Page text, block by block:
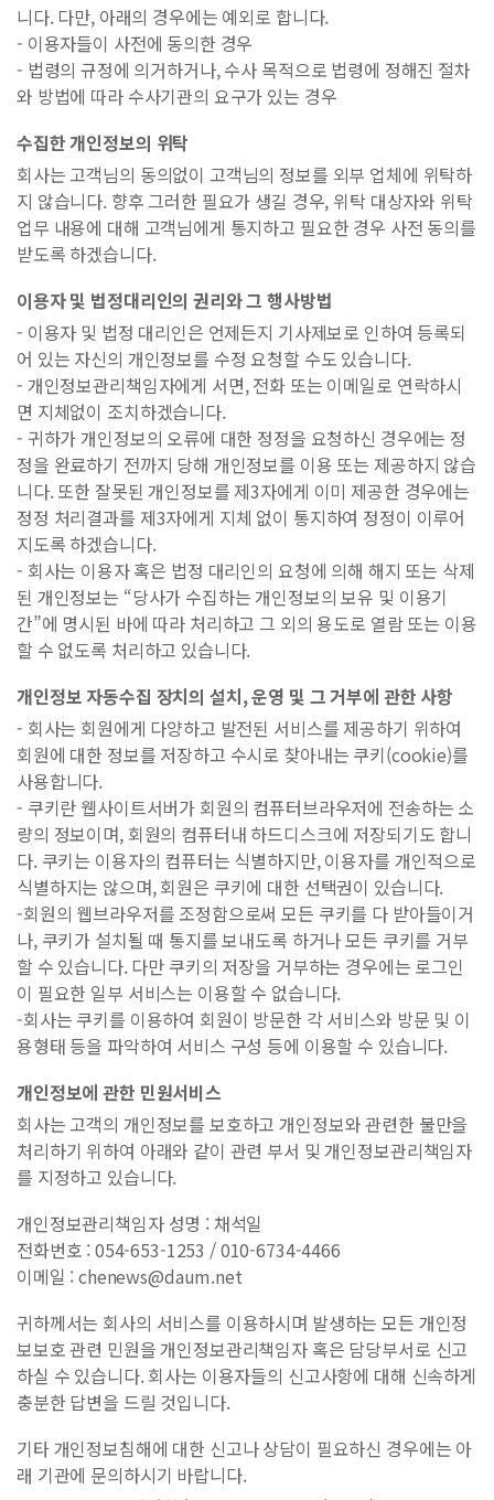
니다. 다만, 아래의 경우에는 예외로 합니다.
- 이용자들이 사전에 동의한 경우
- 법령의 규정에 의거하거나, 수사 목적으로 법령에 정해진 절차
와 방법에 따라 수사기관의 요구가 있는 경우
수집한 개인정보의 위탁
회사는 고객님의 동의없이 고객님의 정보를 외부 업체에 위탁하
지 않습니다. 향후 그러한 필요가 생길 경우, 위탁 대상자와 위탁
업무 내용에 대해 고객님에게 통지하고 필요한 경우 사전 동의를
받도록 하겠습니다.
이용자 및 법정대리인의 권리와 그 행사방법
- 이용자 및 법정 대리인은 언제든지 기사제보로 인하여 등록되
어 있는 자신의 개인정보를 수정 요청할 수도 있습니다.
- 개인정보관리책임자에게 서면, 전화 또는 이메일로 연락하시
면 지체없이 조치하겠습니다.
- 귀하가 개인정보의 오류에 대한 정정을 요청하신 경우에는 정
정을 완료하기 전까지 당해 개인정보를 이용 또는 제공하지 않습
니다. 또한 잘못된 개인정보를 제3자에게 이미 제공한 경우에는
정정 처리결과를 제3자에게 지체 없이 통지하여 정정이 이루어
지도록 하겠습니다.
- 회사는 이용자 혹은 법정 대리인의 요청에 의해 해지 또는 삭제
된 개인정보는 “당사가 수집하는 개인정보의 보유 및 이용기
간”에 명시된 바에 따라 처리하고 그 외의 용도로 열람 또는 이용
할 수 없도록 처리하고 있습니다.
개인정보 자동수집 장치의 설치, 운영 및 그 거부에 관한 사항
- 회사는 회원에게 다양하고 발전된 서비스를 제공하기 위하여
회원에 대한 정보를 저장하고 수시로 찾아내는 쿠키(cookie)를
사용합니다.
- 쿠키란 웹사이트서버가 회원의 컴퓨터브라우저에 전송하는 소
량의 정보이며, 회원의 컴퓨터내 하드디스크에 저장되기도 합니
다. 쿠키는 이용자의 컴퓨터는 식별하지만, 이용자를 개인적으로
식별하지는 않으며, 회원은 쿠키에 대한 선택권이 있습니다.
-회원의 웹브라우저를 조정함으로써 모든 쿠키를 다 받아들이거
나, 쿠키가 설치될 때 통지를 보내도록 하거나 모든 쿠키를 거부
할 수 있습니다. 다만 쿠키의 저장을 거부하는 경우에는 로그인
이 필요한 일부 서비스는 이용할 수 없습니다.
-회사는 쿠키를 이용하여 회원이 방문한 각 서비스와 방문 및 이
용형태 등을 파악하여 서비스 구성 등에 이용할 수 있습니다.
개인정보에 관한 민원서비스
회사는 고객의 개인정보를 보호하고 개인정보와 관련한 불만을
처리하기 위하여 아래와 같이 관련 부서 및 개인정보관리책임자
를 지정하고 있습니다.
개인정보관리책임자 성명 : 채석일
전화번호 : 054-653-1253 / 010-6734-4466
이메일 : chenews@daum.net
귀하께서는 회사의 서비스를 이용하시며 발생하는 모든 개인정
보보호 관련 민원을 개인정보관리책임자 혹은 담당부서로 신고
하실 수 있습니다. 회사는 이용자들의 신고사항에 대해 신속하게
충분한 답변을 드릴 것입니다.
기타 개인정보침해에 대한 신고나 상담이 필요하신 경우에는 아
래 기관에 문의하시기 바랍니다.